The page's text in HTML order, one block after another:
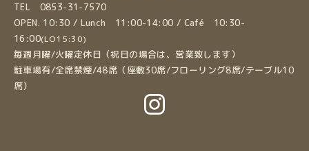
TEL 0853-31-7570
OPEN. 10:30 / Lunch 11:00-14:00 / Café 10:30-
16:00(LO15:30)
毎週月曜/火曜定休日（祝日の場合は、営業致します）
駐車場有/全席禁煙/48席（座敷30席/フローリング8席/テーブル10
席）